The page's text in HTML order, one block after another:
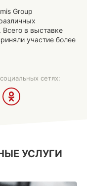
Group
Всего в выставке
участие более
сетях:
УСЛУГИ